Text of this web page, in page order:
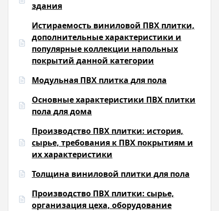
здания
Истираемость виниловой ПВХ плитки,
дополнительные характеристики и
популярные коллекции напольных
покрытий данной категории
Модульная ПВХ плитка для пола
Основные характеристики ПВХ плитки
пола для дома
Производство ПВХ плитки: история,
сырье, требования к ПВХ покрытиям и
их характеристики
Толщина виниловой плитки для пола
Производство ПВХ плитки: сырье,
организация цеха, оборудование